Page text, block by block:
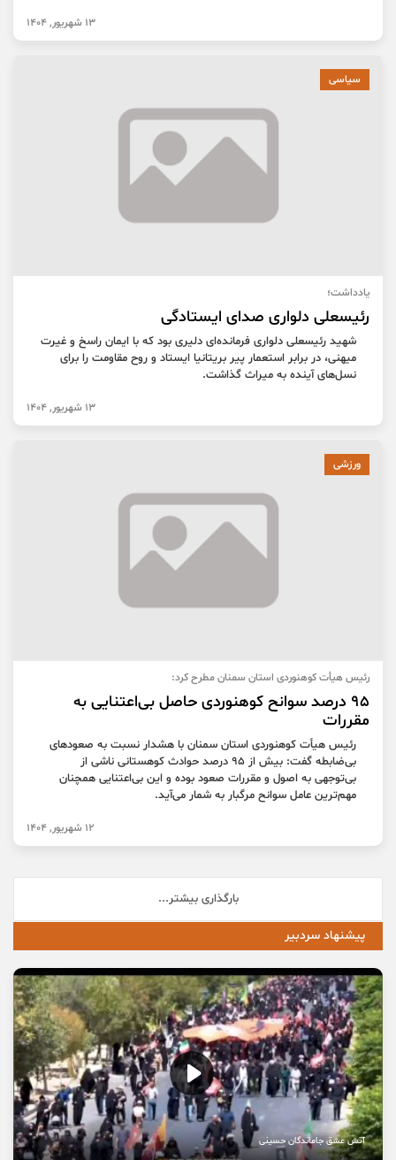
13 شهریور, 1404
سیاسی
یادداشت؛
رئیسعلی دلواری صدای ایستادگی
شهید رئیسعلی دلواری فرمانده‌ای دلیری بود که با ایمان راسخ و غیرت
میهنی، در برابر استعمار پیر بریتانیا ایستاد و روح مقاومت را برای
نسل‌های آینده به میراث گذاشت.
13 شهریور, 1404
ورزشی
رئیس هیأت کوهنوردی استان سمنان مطرح کرد:
۹۵ درصد سوانح کوهنوردی حاصل بی‌اعتنایی به
مقررات
رئیس هیأت کوهنوردی استان سمنان با هشدار نسبت به صعودهای
بی‌ضابطه گفت: بیش از ۹۵ درصد حوادث کوهستانی ناشی از
بی‌توجهی به اصول و مقررات صعود بوده و این بی‌اعتنایی همچنان
مهم‌ترین عامل سوانح مرگبار به شمار می‌آید.
12 شهریور, 1404
بارگذاری بیشتر...
پیشنهاد سردبیر
آتش عشق جاماندگان حسینی